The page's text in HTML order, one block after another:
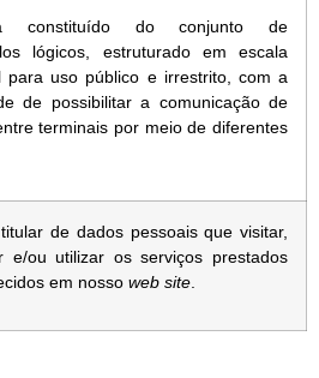
constituído do conjunto de
lógicos, estruturado em escala
para uso público e irrestrito, com a
de possibilitar a comunicação de
terminais por meio de diferentes
de dados pessoais que visitar,
e/ou utilizar os serviços prestados
em nosso web site.